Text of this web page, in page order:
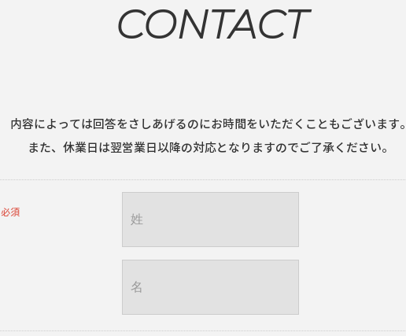
CONTACT
内容によっては回答をさしあげるのにお時間をいただくこともございます。
また、休業日は翌営業日以降の対応となりますのでご了承ください。
必須